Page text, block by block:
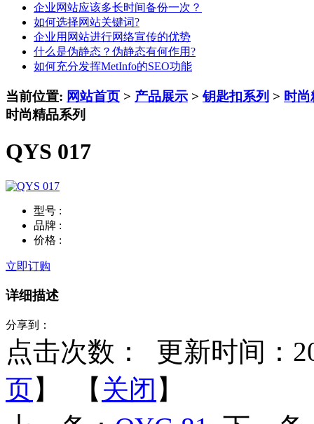
企业网站应该多长时间备份一次？
如何选择网站关键词?
企业用网站进行网络宣传的优势
什么是伪静态？伪静态有何作用?
如何充分发挥MetInfo的SEO功能
当前位置: 网站首页 > 产品展示 >钥匙扣系列 > 时尚
时尚精品系列
QYS 017
型号 :
品牌 :
价格 :
立即订购
详细描述
分享到：
点击次数：
更新时间：
页】 【 关闭 】